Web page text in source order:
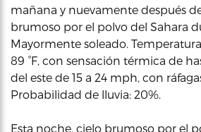
mañana y nuevamente después
brumoso por el polvo del Sahara
Mayormente soleado.
89 °F, con sensación térmica de
del este de 15 a 24 mph, con
Probabilidad de lluvia: 20%.
Esta noche, cielo brumoso por el